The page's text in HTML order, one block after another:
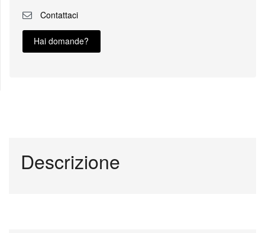
Contattaci
Hai domande?
Descrizione